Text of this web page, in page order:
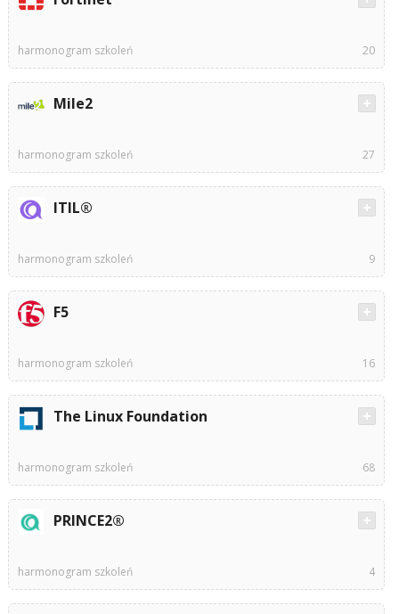
harmonogram szkoleń 20
Mile2
harmonogram szkoleń 27
ITIL®
harmonogram szkoleń 9
F5
harmonogram szkoleń 16
The Linux Foundation
harmonogram szkoleń 68
PRINCE2®
harmonogram szkoleń 4